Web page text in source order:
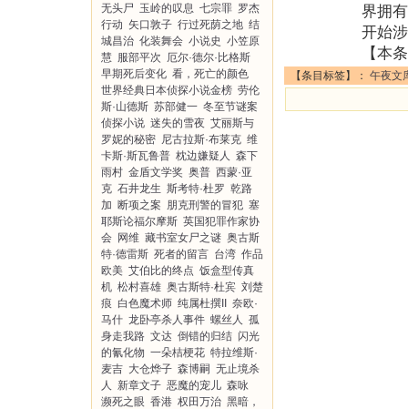
无头尸 玉岭的叹息 七宗罪 罗杰
行动 矢口敦子 行过死荫之地 结
城昌治 化装舞会 小说史 小笠原
慧 服部平次 厄尔·德尔·比格斯
早期死后变化 看，死亡的颜色
世界经典日本侦探小说金榜 劳伦
斯·山德斯 苏部健一 冬至节谜案
侦探小说 迷失的雪夜 艾丽斯与
罗妮的秘密 尼古拉斯·布莱克 维
卡斯·斯瓦鲁普 枕边嫌疑人 森下
雨村 金盾文学奖 奥普 西蒙·亚
克 石井龙生 斯考特·杜罗 乾路
加 断项之案 朋克刑警的冒犯 塞
耶斯论福尔摩斯 英国犯罪作家协
会 网维 藏书室女尸之谜 奥古斯
特·德雷斯 死者的留言 台湾 作品
欧美 艾伯比的终点 饭盒型传真
机 松村喜雄 奥古斯特·杜宾 刘楚
痕 白色魔术师 纯属杜撰II
奈欧·
马什 龙卧亭杀人事件 螺丝人 孤
身走我路 文达 倒错的归结 闪光
的氰化物 一朵桔梗花 特拉维斯·
麦吉 大仓烨子 森博嗣 无止境杀
人
新章文子 恶魔的宠儿 森咏
濒死之眼 香港 权田万治 黑暗，
界拥
开始
【本
【条目标签】： 午夜文